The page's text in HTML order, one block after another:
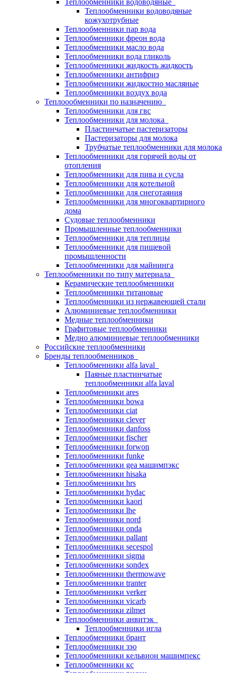
Теплообменники водоводяные
Теплообменники водоводяные
кожухотрубные
Теплообменники пар вода
Теплообменники фреон вода
Теплообменники масло вода
Теплообменники вода гликоль
Теплообменники жидкость жидкость
Теплообменники антифриз
Теплообменники жидкостно масляные
Теплообменники воздух вода
Теплоообменники по назначению
Теплообменники для гвс
Теплообменники для молока
Пластинчатые пастеризаторы
Пастеризаторы для молока
Трубчатые теплообменники для молока
Теплообменники для горячей воды от
отопления
Теплообменники для пива и сусла
Теплообменники для котельной
Теплообменники для снеготаяния
Теплообменники для многоквартирного
дома
Судовые теплообменники
Промышленные теплообменники
Теплообменники для теплицы
Теплообменники для пищевой
промышленности
Теплообменники для майнинга
Теплообменники по типу материала
Керамические теплообменники
Теплообменники титановые
Теплообменники из нержавеющей стали
Алюминиевые теплообменники
Медные теплообменники
Графитовые теплообменники
Медно алюминиевые теплообменники
Российские теплообменники
Бренды теплообменников
Теплообменники alfa laval
Паяные пластинчатые
теплообменники alfa laval
Теплообменники ares
Теплообменники bowa
Теплообменники ciat
Теплообменники clever
Теплообменники danfoss
Теплообменники fischer
Теплообменники forwon
Теплообменники funke
Теплообменники gea машимпэкс
Теплообменники hisaka
Теплообменники hrs
Теплообменники hydac
Теплообменники kaori
Теплообменники lhe
Теплообменники nord
Теплообменники onda
Теплообменники pallant
Теплообменники secespol
Теплообменники sigma
Теплообменники sondex
Теплообменники thermowave
Теплообменники tranter
Теплообменники verker
Теплообменники vicarb
Теплообменники zilmet
Теплообменники анвитэк
Теплообменники игла
Теплообменники брант
Теплообменники зэо
Теплообменники кельвион машимпекс
Теплообменники кс